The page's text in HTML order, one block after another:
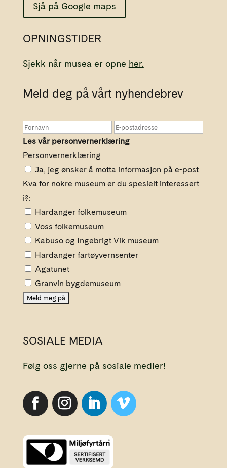
Sjå på Google maps
OPNINGSTIDER
Sjekk når musea er opne her.
Meld deg på vårt nyhendebrev
Les vår personvernerklæring
Personvernerklæring
Ja, jeg ønsker å motta informasjon på e-post
Kva for nokre museum er du spesielt interessert
i?:
Hardanger folkemuseum
Voss folkemuseum
Kabuso og Ingebrigt Vik museum
Hardanger fartøyvernsenter
Agatunet
Granvin bygdemuseum
SOSIALE MEDIA
Følg oss gjerne på sosiale medier!